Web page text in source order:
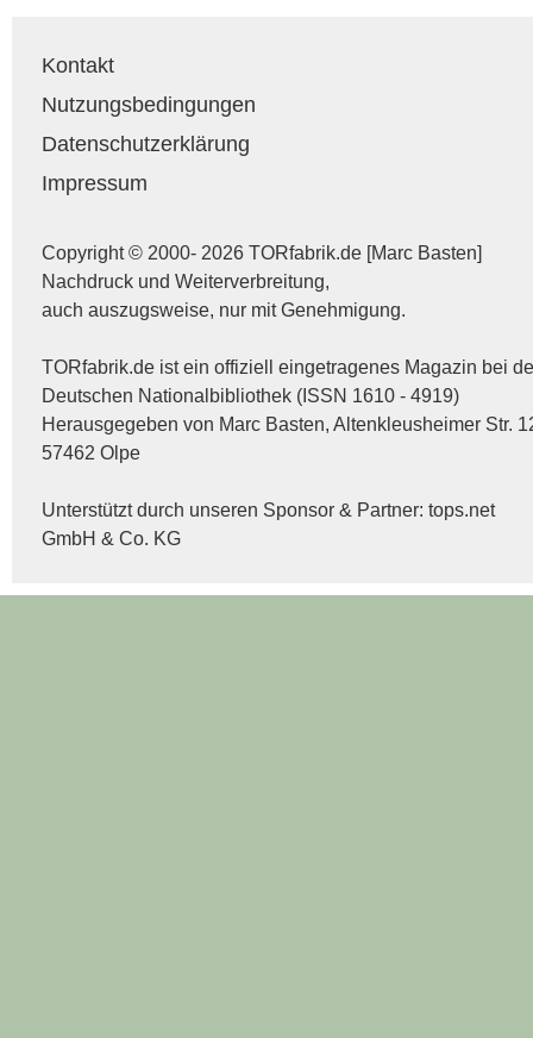
Kontakt
Nutzungsbedingungen
Datenschutzerklärung
Impressum
Copyright © 2000- 2026 TORfabrik.de [Marc Basten]
Nachdruck und Weiterverbreitung,
auch auszugsweise, nur mit Genehmigung.
TORfabrik.de ist ein offiziell eingetragenes Magazin bei
Deutschen Nationalbibliothek (ISSN 1610 - 4919)
Herausgegeben von Marc Basten, Altenkleusheimer Str.
57462 Olpe
Unterstützt durch unseren Sponsor & Partner: tops.net
GmbH & Co. KG